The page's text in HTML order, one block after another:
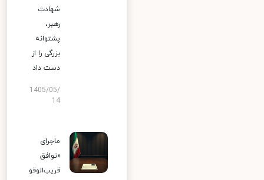
شهادت
رهبر،
پشتوانه
بزرگی را از
دست داد
1405/05/
14
ماجرای
«توافق
قریب‌الوقو